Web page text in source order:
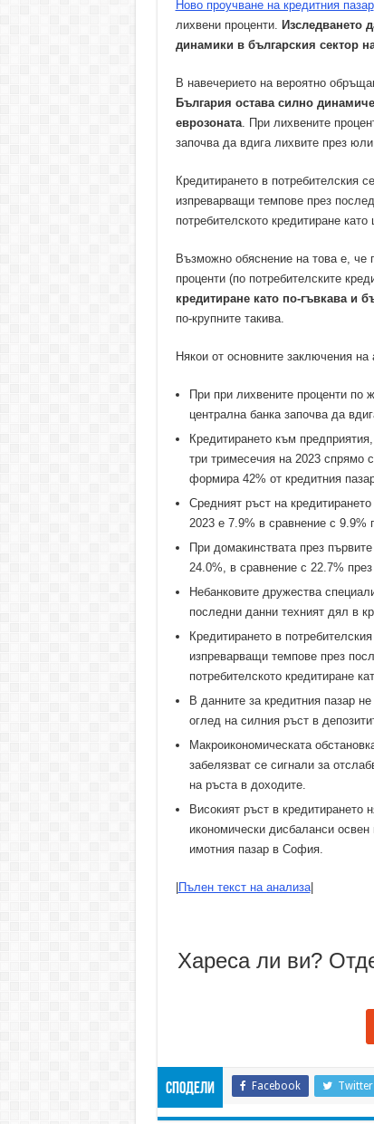
Ново проучване на кредитния пазар
лихвени проценти. Изследването
динамики в българския сектор
В навечерието на вероятно
България остава силно
еврозоната. При лихвените
започва да вдига лихвите през
Кредитирането в потребителския
изпреварващи темпове през
потребителското кредитиране като
Възможно обяснение на това е, че
проценти (по потребителските
кредитиране като по-гъвкава и
по-крупните такива.
Някои от основните заключения
При при лихвените проценти по
централна банка започва да
Кредитирането към
три тримесечия на 2023 спрямо
формира 42% от кредитния
Средният ръст на
2023 е 7.9% в сравнение с 9.9%
При домакинствата през
24.0%, в сравнение с 22.7%
Небанковите дружества
последни данни техният дял в
Кредитирането в
изпреварващи темпове през
потребителското кредитиране
В данните за кредитния пазар
оглед на силния ръст в
Макроикономическата
забелязват се сигнали за
на ръста в доходите.
Високият ръст в
икономически дисбаланси
имотния пазар в София.
Пълен текст на анализа|
Хареса ли ви?
Сподели Facebook Twitter